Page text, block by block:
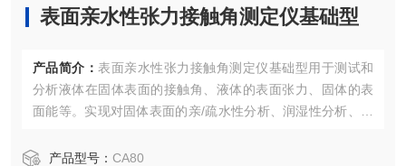
表面亲水性张力接触角测定仪基础型
产品简介： 表面亲水性张力接触角测定仪基础型用于测试和
分析液体在固体表面的接触角、液体的表面张力、固体的表
面能等。实现对固体表面的亲/疏水性分析、润湿性分析、洁
铺展等过程分析。
产品型号： CA80